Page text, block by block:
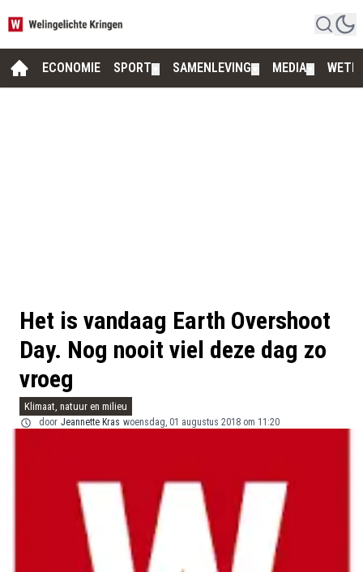
ECONOMIE SPORT SAMENLEVING MEDIA
Het is vandaag Earth Overshoot
Day. Nog nooit viel deze dag zo
vroeg
Klimaat, natuur en milieu
door Jeannette Kras woensdag, 01 augustus 2018 om 11:20